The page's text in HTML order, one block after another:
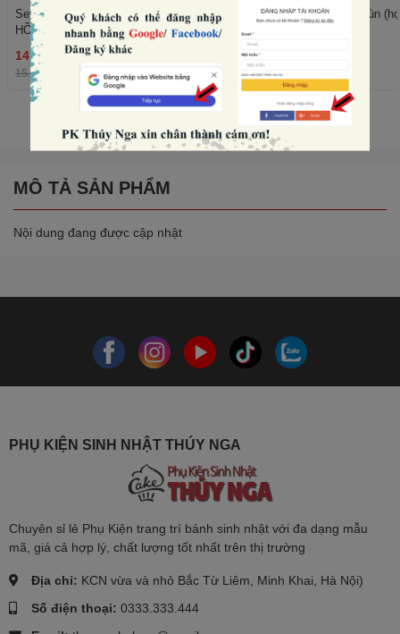
Set 10 mũ sinh nhật hình vương miện-
HỒNG NHẠT (con voi).
14.400₫
15.000₫
Set 50 cây giấy xanh lùn
trái tim).
11.520₫
12.000₫
MÔ TẢ SẢN PHẨM
Nội dung đang được cập nhật
PHỤ KIỆN SINH NHẬT THÚY NGA
Chuyên sỉ lẻ Phụ Kiện trang trí bánh sinh nhật với đa dạng mẫu
mã, giá cả hợp lý, chất lượng tốt nhất trên thị trường
Địa chỉ: KCN vừa và nhỏ Bắc Từ Liêm, Minh Khai, Hà Nội)
Số điện thoại: 0333.333.444